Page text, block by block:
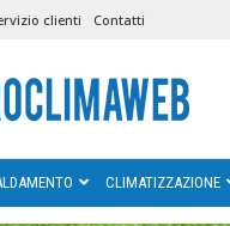
clienti Contatti
CLIMATIZZAZIONE